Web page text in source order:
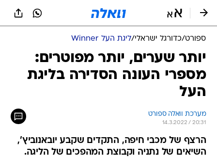
ספורט/כדורגל ישראלי/ליגת העל Winner
יותר שערים, יותר מפוטרים:
מספרי העונה הסדירה בליגת
העל
מערכת וואלה ספורט
14.3.2022 / 20:31
הרצף של מכבי חיפה, התקדים שקבע יובאנוביץ',
השיאים של נתניה וקבוצת המהפכים של הליגה.